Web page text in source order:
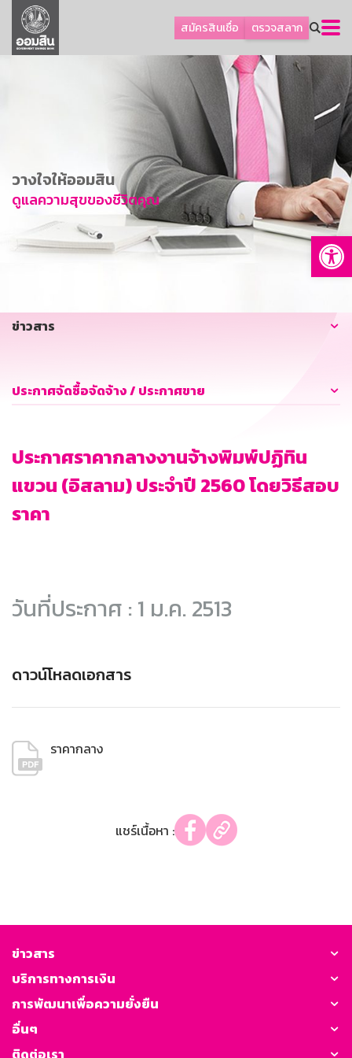
สมัครสินเชื่อ ตรวจสลาก
ลูกค้าธุรกิจ
ลูกค้าผู้ประกอบรายย่อย
การพัฒนาที่ยั่งยืน
ข่าวสาร
บริการทางการเงิน
อื่นๆ
วางใจให้ออมสิน
ดูแลความสุขของชีวิตคุณ
ข่าวสาร
ประกาศจัดซื้อจัดจ้าง / ประกาศขาย
ประกาศราคากลางงานจ้างพิมพ์ปฏิทิน
แขวน (อิสลาม) ประจำปี 2560 โดยวิธีสอบ
ราคา
วันที่ประกาศ : 1 ม.ค. 2513
ดาวน์โหลดเอกสาร
ราคากลาง
แชร์เนื้อหา :
ข่าวสาร
บริการทางการเงิน
การพัฒนาเพื่อความยั่งยืน
อื่นๆ